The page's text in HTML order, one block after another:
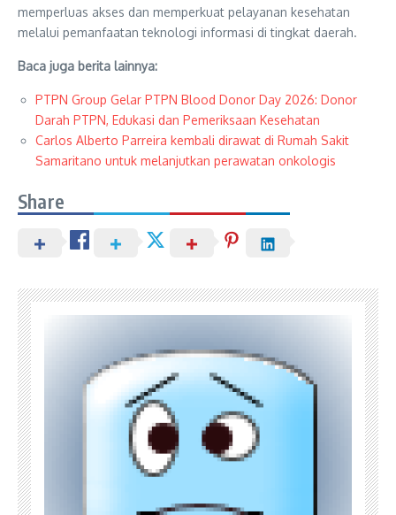
memperluas akses dan memperkuat pelayanan kesehatan
melalui pemanfaatan teknologi informasi di tingkat daerah.
Baca juga berita lainnya:
PTPN Group Gelar PTPN Blood Donor Day 2026: Donor
Darah PTPN, Edukasi dan Pemeriksaan Kesehatan
Carlos Alberto Parreira kembali dirawat di Rumah Sakit
Samaritano untuk melanjutkan perawatan onkologis
Share